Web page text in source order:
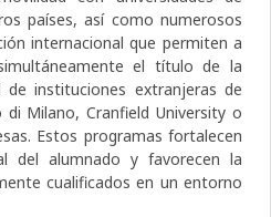
países, así como numerosos
internacional que permiten a
el título de la
de instituciones extranjeras de
Milano, Cranfield University o
Estos programas fortalecen
del alumnado y favorecen la
cualificados en un entorno